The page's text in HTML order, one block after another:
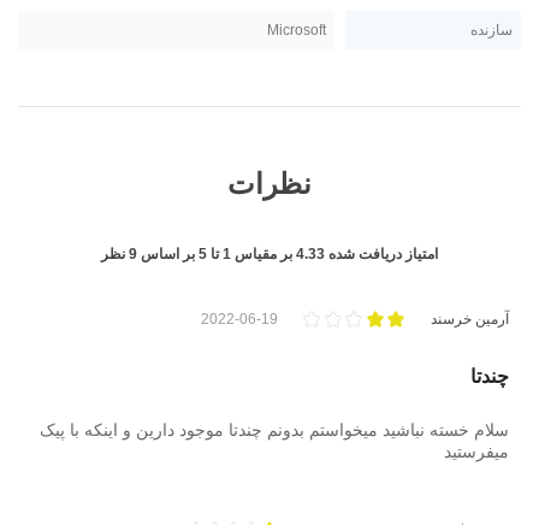
سازنده Microsoft
نظرات
امتیاز دریافت شده 4.33 بر مقیاس 1تا 5 بر اساس 9 نظر
آرمین خرسند 2022-06-19
چندتا
سلام خسته نباشید میخواستم بدونم چندتا موجود دارین و اینکه با پیک
میفرستید